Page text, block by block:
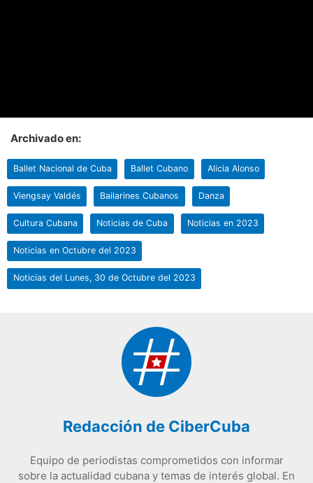
Archivado en:
Ballet Nacional de Cuba Ballet Cubano Alicia Alonso
Viengsay Valdés Bailarines Cubanos Danza
Cultura Cubana Noticias de Cuba Noticias en 2023
Noticias en Octubre del 2023
Noticias del Lunes, 30 de Octubre del 2023
Redacción de CiberCuba
Equipo de periodistas comprometidos con informar
sobre la actualidad cubana y temas de interés global. En